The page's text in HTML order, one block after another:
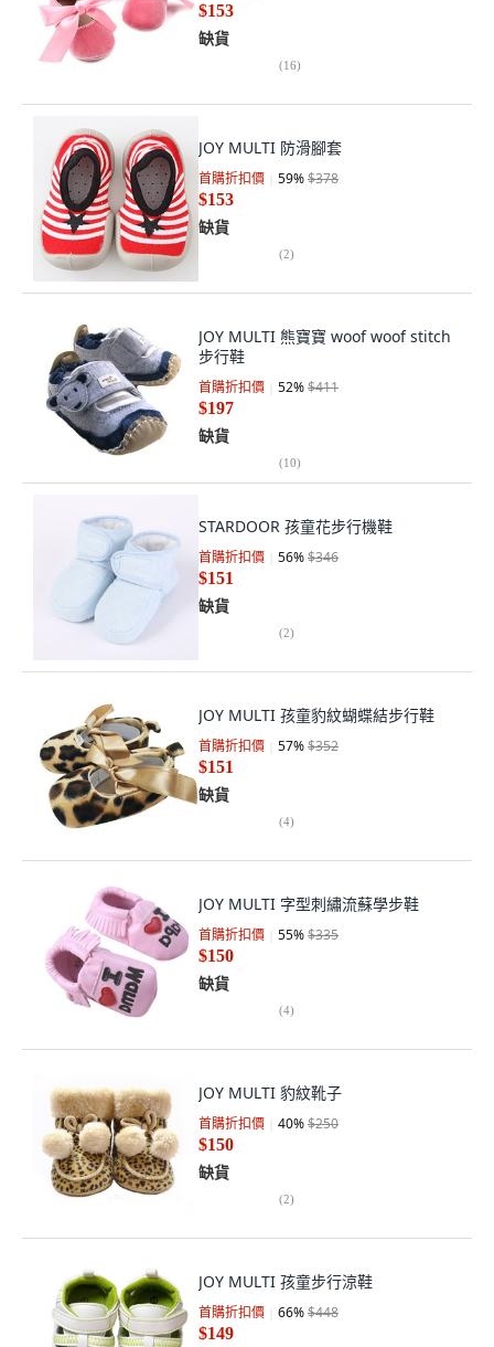
$153
缺貨
(16)
JOY MULTI 防滑腳套
首購折扣價 59%$378
$153
缺貨
(2)
JOY MULTI 熊寶寶 woof woof stitch
步行鞋
首購折扣價 52%$411
$197
缺貨
(10)
STARDOOR 孩童花步行機鞋
首購折扣價 56%$346
$151
缺貨
(2)
JOY MULTI 孩童豹紋蝴蝶結步行鞋
首購折扣價 57%$352
$151
缺貨
(4)
JOY MULTI 字型刺繡流蘇學步鞋
首購折扣價 55%$335
$150
缺貨
(4)
JOY MULTI 豹紋靴子
首購折扣價 40%$250
$150
缺貨
(2)
JOY MULTI 孩童步行涼鞋
首購折扣價 66%$448
$149